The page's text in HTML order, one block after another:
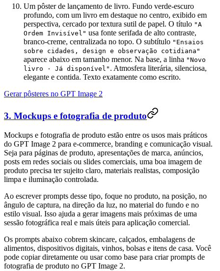
Um pôster de lançamento de livro. Fundo verde-escuro
profundo, com um livro em destaque no centro, exibido em
perspectiva, cercado por textura sutil de papel. O título "A
Ordem Invisível" usa fonte serifada de alto contraste,
branco-creme, centralizada no topo. O subtítulo "Ensaios
sobre cidades, design e observação cotidiana"
aparece abaixo em tamanho menor. Na base, a linha "Novo
livro · Já disponível" . Atmosfera literária, silenciosa,
elegante e contida. Texto exatamente como escrito.
Gerar pôsteres no GPT Image 2
3. Mockups e fotografia de produto
Mockups e fotografia de produto estão entre os usos mais práticos
do GPT Image 2 para e-commerce, branding e comunicação visual.
Seja para páginas de produto, apresentações de marca, anúncios,
posts em redes sociais ou slides comerciais, uma boa imagem de
produto precisa ter sujeito claro, materiais realistas, composição
limpa e iluminação controlada.
Ao escrever prompts desse tipo, foque no produto, na posição, no
ângulo de captura, na direção da luz, no material do fundo e no
estilo visual. Isso ajuda a gerar imagens mais próximas de uma
sessão fotográfica real e mais úteis para aplicação comercial.
Os prompts abaixo cobrem skincare, calçados, embalagens de
alimentos, dispositivos digitais, vinhos, bolsas e itens de casa. Você
pode copiar diretamente ou usar como base para criar prompts de
fotografia de produto no GPT Image 2.